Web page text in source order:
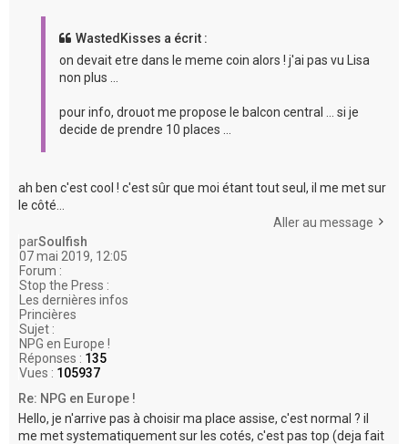
WastedKisses a écrit :
on devait etre dans le meme coin alors ! j'ai pas vu Lisa
non plus ...
pour info, drouot me propose le balcon central ... si je
decide de prendre 10 places ...
ah ben c'est cool ! c'est sûr que moi étant tout seul, il me met sur
le côté...
Aller au message
parSoulfish
07 mai 2019, 12:05
Forum :
Stop the Press :
Les dernières infos
Princières
Sujet :
NPG en Europe !
Réponses : 135
Vues : 105937
Re: NPG en Europe !
Hello, je n'arrive pas à choisir ma place assise, c'est normal ? il
me met systematiquement sur les cotés, c'est pas top (deja fait